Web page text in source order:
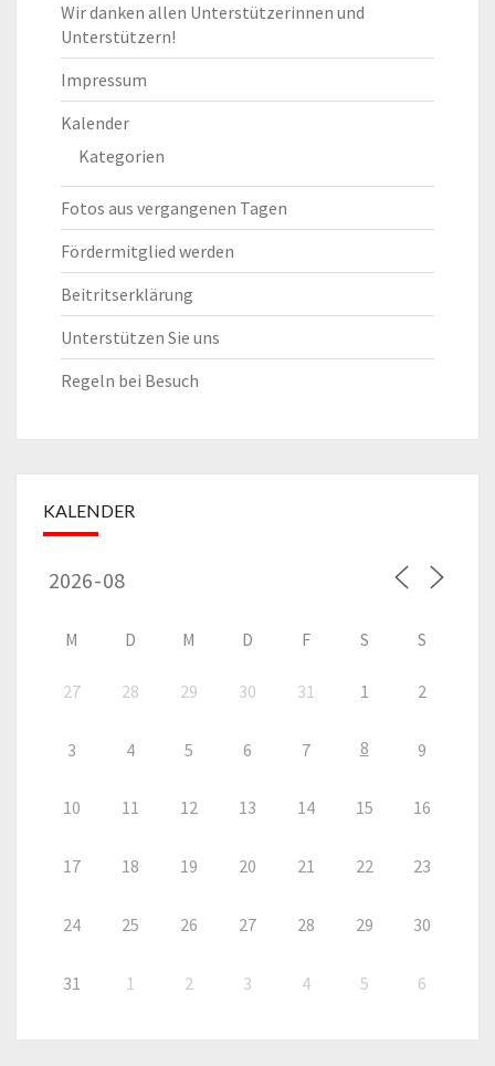
Wir danken allen Unterstützerinnen und
Unterstützern!
Impressum
Kalender
Kategorien
Fotos aus vergangenen Tagen
Fördermitglied werden
Beitritserklärung
Unterstützen Sie uns
Regeln bei Besuch
KALENDER
M D M D F S S
27 28 29 30 31 1 2
3 4 5 6 7 8 9
10 11 12 13 14 15 16
17 18 19 20 21 22 23
24 25 26 27 28 29 30
31 1 2 3 4 5 6